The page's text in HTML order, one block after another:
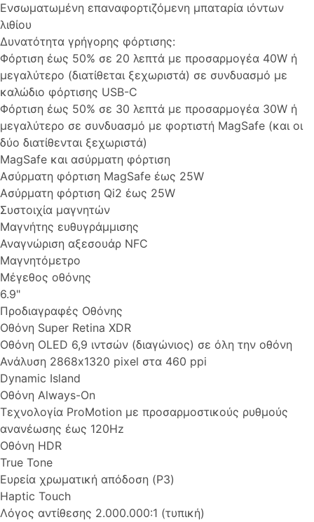
Ενσωματωμένη επαναφορτιζόμενη μπαταρία ιόντων
λιθίου
Δυνατότητα γρήγορης φόρτισης:
Φόρτιση έως 50% σε 20 λεπτά με προσαρμογέα 40W ή
μεγαλύτερο (διατίθεται ξεχωριστά) σε συνδυασμό με
καλώδιο φόρτισης USB-C
Φόρτιση έως 50% σε 30 λεπτά με προσαρμογέα 30W ή
μεγαλύτερο σε συνδυασμό με φορτιστή MagSafe (και οι
δύο διατίθενται ξεχωριστά)
MagSafe και ασύρματη φόρτιση
Ασύρματη φόρτιση MagSafe έως 25W
Ασύρματη φόρτιση Qi2 έως 25W
Συστοιχία μαγνητών
Μαγνήτης ευθυγράμμισης
Αναγνώριση αξεσουάρ NFC
Μαγνητόμετρο
Μέγεθος οθόνης
6.9"
Προδιαγραφές Οθόνης
Οθόνη Super Retina XDR
Οθόνη OLED 6,9 ιντσών (διαγώνιος) σε όλη την οθόνη
Ανάλυση 2868x1320 pixel στα 460 ppi
Dynamic Island
Οθόνη Always-On
Τεχνολογία ProMotion με προσαρμοστικούς ρυθμούς
ανανέωσης έως 120Hz
Οθόνη HDR
True Tone
Ευρεία χρωματική απόδοση (P3)
Haptic Touch
Λόγος αντίθεσης 2.000.000:1 (τυπική)